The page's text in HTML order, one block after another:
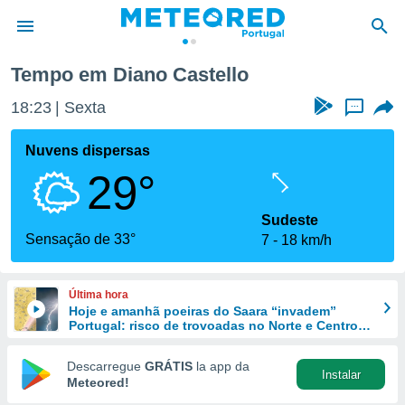
da
foi
fornecidas
a este
das
e
forma
digital
Tempo em Diano Castello
18:23 Sexta ...
Nuvens dispersas
29°
Sensação de 33°
Sudeste
7
18 km/h
Última hora
Hoje e amanhã poeiras do Saara “invadem”
Portugal: risco de trovoadas no Norte e Centro
Descarregue GRÁTIS la app da
Meteored!
Instalar